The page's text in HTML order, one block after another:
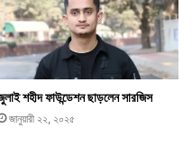
শহীদ ফাউন্ডেশন ছাড়লেন সারজিস
জানুয়ারী ২২, ২০২৫